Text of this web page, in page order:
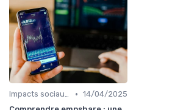
Impacts sociaux et économiques • 14/04/2025